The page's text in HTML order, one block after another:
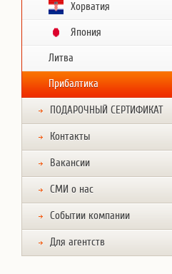
Хорватия
Япония
Литва
Прибалтика
ПОДАРОЧНЫЙ СЕРТИФИКАТ
Контакты
Вакансии
СМИ о нас
Событии компании
Для агентств